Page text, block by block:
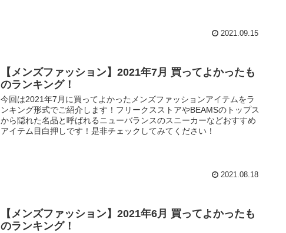
2021.09.15
【メンズファッション】2021年7月 買ってよかったも
のランキング！
今回は2021年7月に買ってよかったメンズファッションアイテムをラ
ンキング形式でご紹介します！フリークスストアやBEAMSのトップス
から隠れた名品と呼ばれるニューバランスのスニーカーなどおすすめ
アイテム目白押しです！是非チェックしてみてください！
2021.08.18
【メンズファッション】2021年6月 買ってよかったも
のランキング！